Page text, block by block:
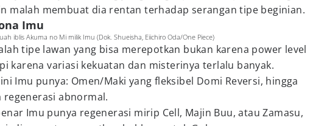
malah membuat dia rentan terhadap serangan tipe beginian.
Imu
iblis Akuma no Mi milik Imu (Dok. Shueisha, Eiichiro Oda/One Piece)
tipe lawan yang bisa merepotkan bukan karena power level
karena variasi kekuatan dan misterinya terlalu banyak.
Imu punya: Omen/Maki yang fleksibel Domi Reversi, hingga
regenerasi abnormal.
Imu punya regenerasi mirip Cell, Majin Buu, atau Zamasu,